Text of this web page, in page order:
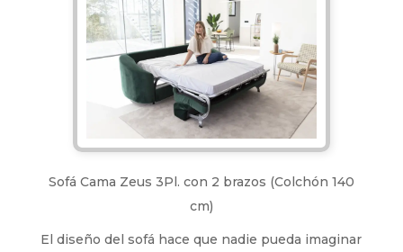
Sofá Cama Zeus 3Pl. con 2 brazos (Colchón 140
cm)
El diseño del sofá hace que nadie pueda imaginar